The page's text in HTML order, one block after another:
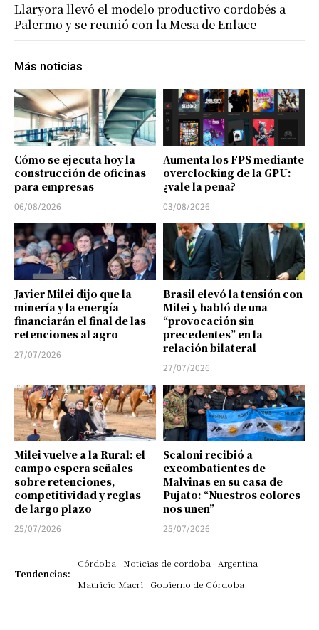
Más noticias
Cómo se ejecuta hoy la
construcción de oficinas
para empresas
06/08/2026
Aumenta los FPS mediante
overclocking de la GPU:
¿vale la pena?
03/08/2026
Javier Milei dijo que la
minería y la energía
financiarán el final de las
retenciones al agro
27/07/2026
Brasil elevó la tensión con
Milei y habló de una
“provocación sin
precedentes” en la
relación bilateral
27/07/2026
Milei vuelve a la Rural: el
campo espera señales
sobre retenciones,
competitividad y reglas
de largo plazo
25/07/2026
Scaloni recibió a
excombatientes de
Malvinas en su casa de
Pujato: “Nuestros colores
nos unen”
25/07/2026
Tendencias:
Córdoba Noticias de cordoba
Argentina
Mauricio Macri
Gobierno de Córdoba
Llaryora llevó el modelo productivo cordobés a
Palermo y se reunió con la Mesa de Enlace